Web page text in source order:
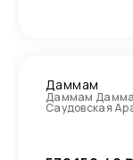
Даммам
Даммам
Саудовская